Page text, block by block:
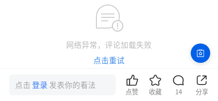
网络异常，评论加载失败
点击重试
点击登录 发表你的看法
点赞 收藏 14 分享